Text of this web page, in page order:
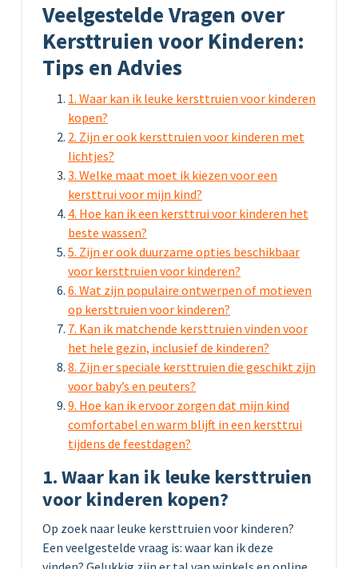
Veelgestelde Vragen over
Kersttruien voor Kinderen:
Tips en Advies
1. Waar kan ik leuke kersttruien voor kinderen
kopen?
2. Zijn er ook kersttruien voor kinderen met
lichtjes?
3. Welke maat moet ik kiezen voor een
kersttrui voor mijn kind?
4. Hoe kan ik een kersttrui voor kinderen het
beste wassen?
5. Zijn er ook duurzame opties beschikbaar
voor kersttruien voor kinderen?
6. Wat zijn populaire ontwerpen of motieven
op kersttruien voor kinderen?
7. Kan ik matchende kersttruien vinden voor
het hele gezin, inclusief de kinderen?
8. Zijn er speciale kersttruien die geschikt zijn
voor baby’s en peuters?
9. Hoe kan ik ervoor zorgen dat mijn kind
comfortabel en warm blijft in een kersttrui
tijdens de feestdagen?
1. Waar kan ik leuke kersttruien
voor kinderen kopen?
Op zoek naar leuke kersttruien voor kinderen?
Een veelgestelde vraag is: waar kan ik deze